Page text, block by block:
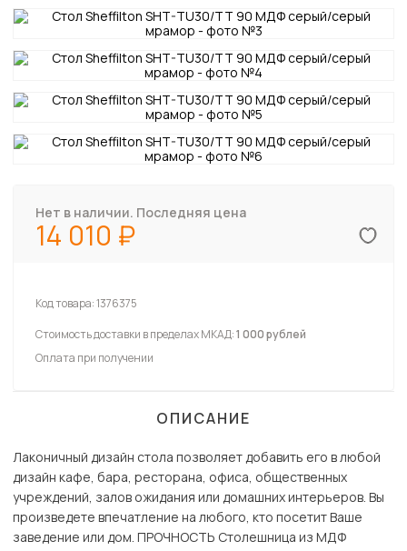
Нет в наличии. Последняя цена
14 010
Код товара:1376375
Стоимость доставки в пределах МКАД:1 000 рублей
Оплата при получении
ОПИСАНИЕ
Лаконичный дизайн cтола позволяет добавить его в любой
дизайн кафе, бара, ресторана, офиса, общественных
учреждений, залов ожидания или домашних интерьеров. Вы
произведете впечатление на любого, кто посетит Ваше
заведение или дом. ПРОЧНОСТЬ Столешница из МДФ